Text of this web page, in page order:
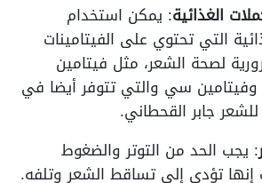
الغذائية: يمكن استخدام
التي تحتوي على الفيتامينات
لصحة الشعر، مثل فيتامين
وفيتامين سي والتي تتوفر أيضا في
جابر القحطاني.
: يجب الحد من التوتر والضغوط
إنها تؤدي إلى تساقط الشعر وتلفه.